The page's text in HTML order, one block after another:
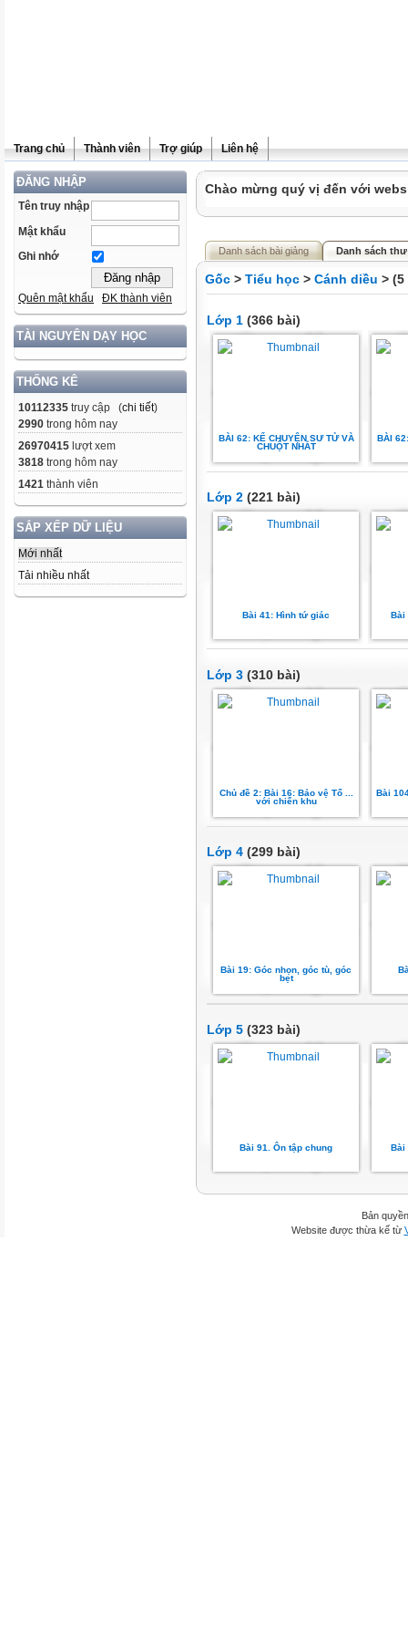
Trang chủ Thành viên Trợ giúp Liên hệ
ĐĂNG NHẬP
Tên truy nhập
Mật khẩu
Ghi nhớ
Quên mật khẩu ĐK thành viên
TÀI NGUYÊN DẠY HỌC
THỐNG KÊ
10112335 truy cập (chi tiết)
2990 trong hôm nay
26970415 lượt xem
3818 trong hôm nay
1421 thành viên
SẮP XẾP DỮ LIỆU
Mới nhất
Tải nhiều nhất
Chào mừng quý vị đến với
Danh sách bài giảng Danh sách
Gốc > Tiểu học > Cánh diều >
Lớp 1 (366 bài)
BÀI 62: KỂ CHUYỆN SƯ TỬ VÀ
CHUỘT NHẮT
BÀI
Lớp 2 (221 bài)
Bài 41: Hình tứ giác Bài
Lớp 3 (310 bài)
Chủ đề 2: Bài 16: Bảo vệ Tổ ...
với chiến khu
Bài
Lớp 4 (299 bài)
Bài 19: Góc nhọn, góc tù, góc
bẹt
Lớp 5 (323 bài)
Bài 91. Ôn tập chung Bài
Bản
Website được thừa kế từ